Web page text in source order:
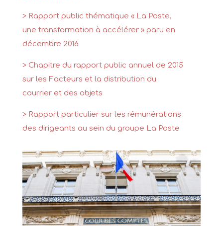
> Rapport public thématique « La Poste,
une transformation à accélérer » paru en
décembre 2016
> Chapitre du rapport public annuel de 2015
sur les Facteurs et la distribution du
courrier et des objets
> Rapport particulier sur les rémunérations
des dirigeants au sein du groupe La Poste